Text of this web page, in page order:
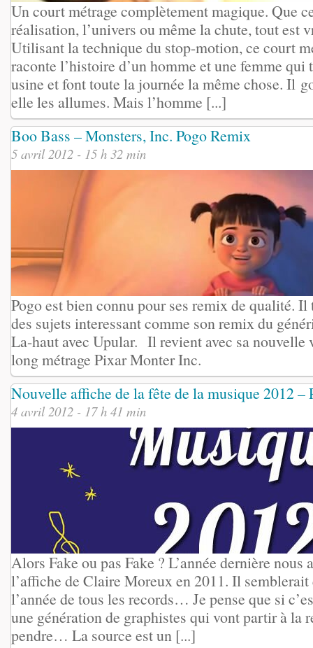
Un court métrage complètement magique. Que
réalisation, l’univers ou même la chute, tout est
Utilisant la technique du stop-motion, ce court
raconte l’histoire d’un homme et une femme qui
usine et font toute la journée la même chose. Il
elle les allumes. Mais l’homme [...]
Boo Bass – Monsters, Inc. Pogo Remix
5 avril 2012 - 15 h 32 min
Pogo est bien connu pour ses remix de qualité. Il
des sujets interessant comme son remix du
La-haut avec Upular. Il revient avec sa nouvelle
long métrage Pixar Monter Inc.
Nouvelle affiche de la fête de la musique 2012 –
4 avril 2012 - 17 h 41 min
Alors Fake ou pas Fake ? L’année dernière nous
l’affiche de Claire Moreux en 2011. Il semblerait
l’année de tous les records… Je pense que si
une génération de graphistes qui vont partir à
pendre… La source est un [...]